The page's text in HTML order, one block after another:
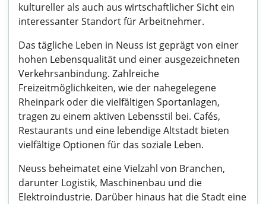
kultureller als auch aus wirtschaftlicher Sicht ein
interessanter Standort für Arbeitnehmer.
Das tägliche Leben in Neuss ist geprägt von einer
hohen Lebensqualität und einer ausgezeichneten
Verkehrsanbindung. Zahlreiche
Freizeitmöglichkeiten, wie der nahegelegene
Rheinpark oder die vielfältigen Sportanlagen,
tragen zu einem aktiven Lebensstil bei. Cafés,
Restaurants und eine lebendige Altstadt bieten
vielfältige Optionen für das soziale Leben.
Neuss beheimatet eine Vielzahl von Branchen,
darunter Logistik, Maschinenbau und die
Elektroindustrie. Darüber hinaus hat die Stadt eine